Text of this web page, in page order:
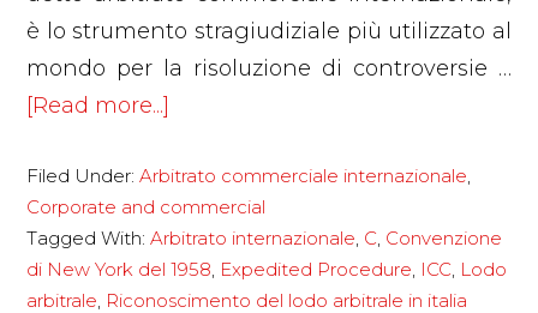
è lo strumento stragiudiziale più utilizzato al
mondo per la risoluzione di controversie …
[Read more...]
commerciale
internazionale
Filed Under:Arbitrato commerciale internazionale,
Corporate and commercial
Tagged With:Arbitrato internazionale, C, Convenzione
di New York del 1958, Expedited Procedure, ICC, Lodo
arbitrale, Riconoscimento del lodo arbitrale in italia